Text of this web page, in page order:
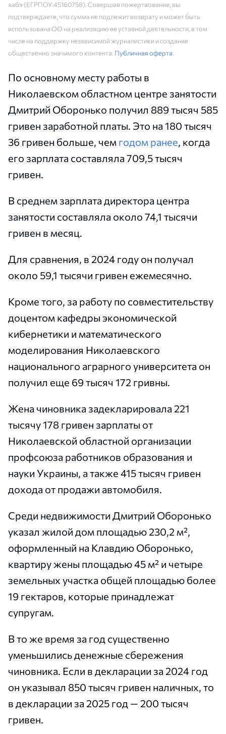
хаб» (ЕГРПОУ 45160758). Совершая пожертвование, вы
подтверждаете, что сумма не подлежит возврату и может быть
использована ОО на реализацию ее уставной деятельности, в том
числе на поддержку независимой журналистики и создание
общественно значимого контента. Публичная оферта.
По основному месту работы в
Николаевском областном центре занятости
Дмитрий Оборонько получил 889 тысяч 585
гривен заработной платы. Это на 180 тысяч
36 гривен больше, чем годом ранее, когда
его зарплата составляла 709,5 тысяч
гривен.
В среднем зарплата директора центра
занятости составляла около 74,1 тысячи
гривен в месяц.
Для сравнения, в 2024 году он получал
около 59,1 тысячи гривен ежемесячно.
Кроме того, за работу по совместительству
доцентом кафедры экономической
кибернетики и математического
моделирования Николаевского
национального аграрного университета он
получил еще 69 тысяч 172 гривны.
Жена чиновника задекларировала 221
тысячу 178 гривен зарплаты от
Николаевской областной организации
профсоюза работников образования и
науки Украины, а также 415 тысяч гривен
дохода от продажи автомобиля.
Среди недвижимости Дмитрий Оборонько
указал жилой дом площадью 230,2 м²,
оформленный на Клавдию Оборонько,
квартиру жены площадью 45 м² и четыре
земельных участка общей площадью более
19 гектаров, которые принадлежат
супругам.
В то же время за год существенно
уменьшились денежные сбережения
чиновника. Если в декларации за 2024 год
он указывал 850 тысяч гривен наличных, то
в декларации за 2025 год — 200 тысяч
гривен.